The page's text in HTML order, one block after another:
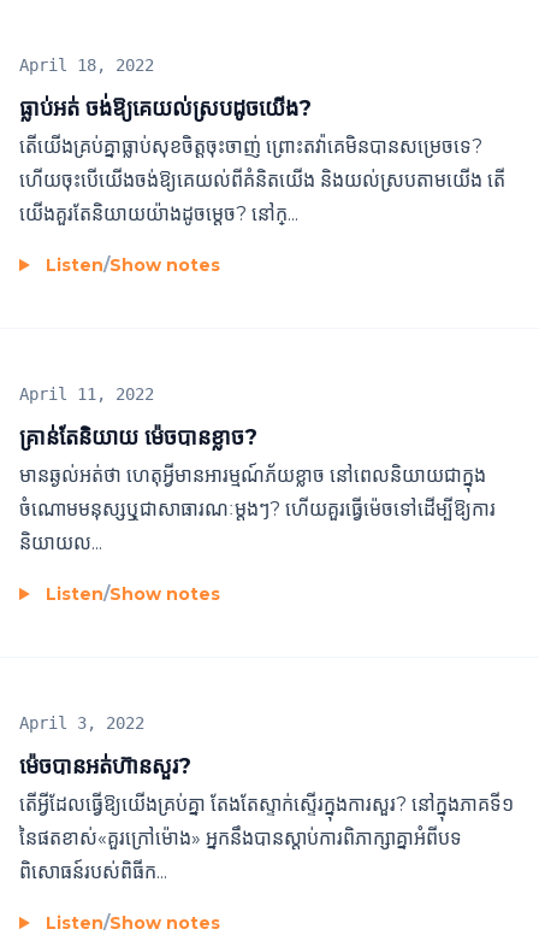
ធ្លាប់អត់ ចង់ឱ្យគេយល់ស្របដូចយើង?
April 18, 2022
តើយើងគ្រប់គ្នា​ធ្លាប់សុខចិត្តចុះចាញ់ ព្រោះតវ៉ាគេមិនបានសម្រេចទេ?
ហើយចុះបើយើងចង់ឱ្យគេយល់ពីគំនិតយើង និងយល់ស្របតាមយើង តើ
យើងគួរតែនិយាយយ៉ាងដូចម្ដេច? នៅក្...
Listen/Show notes
គ្រាន់តែនិយាយ ម៉េចបានខ្លាច?
April 11, 2022
មាន​ឆ្ងល់​អត់​ថា ហេតុអ្វី​មាន​អារម្មណ៍​ភ័យខ្លាច នៅ​ពេល​និយាយ​ជា​ក្នុង
ចំណោម​មនុស្ស​ឬុជា​​សា​ធា​រណៈ​ម្ដងៗ? ហើយ​គួរ​ធ្វើ​ម៉េចទៅ​ដើម្បី​ឱ្យ​ការ​
និយាយ​ល...
Listen/Show notes
ម៉េចបានអត់ហ៊ានសួរ?
April 3, 2022
តើអ្វីដែលធ្វើឱ្យយើងគ្រប់គ្នា តែងតែស្ទាក់ស្ទើរក្នុងការសួរ? នៅក្នុងភាគទី១
នៃផតខាស់«គួរក្រៅម៉ោង» អ្នកនឹងបានស្តាប់ការពិភាក្សាគ្នាអំពីបទ
ពិសោធន៍របស់ពិធីក...
Listen/Show notes